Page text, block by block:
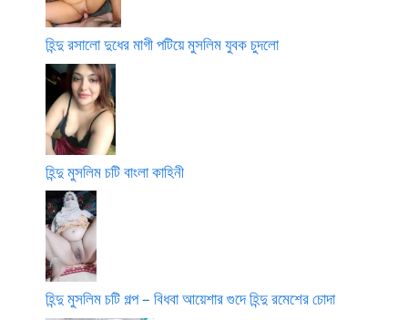
হিন্দু রসালো দুধের মাগী পটিয়ে মুসলিম যুবক চুদলো
হিন্দু মুসলিম চটি বাংলা কাহিনী
হিন্দু মুসলিম চটি গল্প – বিধবা আয়েশার গুদে হিন্দু রমেশের চোদা